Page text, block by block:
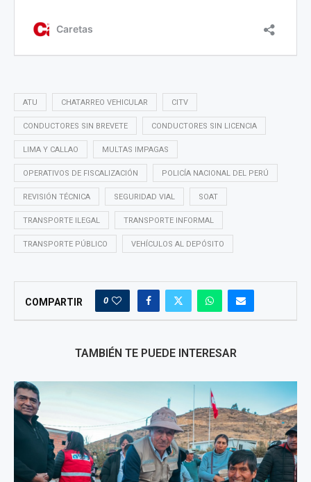
ATU CHATARREO VEHICULAR CITV
CONDUCTORES SIN BREVETE CONDUCTORES SIN LICENCIA
LIMA Y CALLAO MULTAS IMPAGAS
OPERATIVOS DE FISCALIZACIÓN POLICÍA NACIONAL DEL PERÚ
REVISIÓN TÉCNICA SEGURIDAD VIAL SOAT
TRANSPORTE ILEGAL TRANSPORTE INFORMAL
TRANSPORTE PÚBLICO VEHÍCULOS AL DEPÓSITO
COMPARTIR 0
TAMBIÉN TE PUEDE INTERESAR